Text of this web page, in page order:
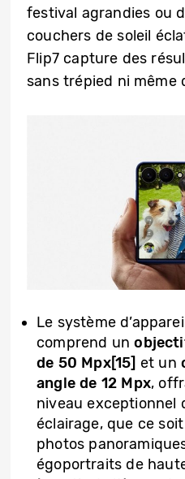
festival agrandies ou
couchers de soleil
Flip7 capture des
sans trépied ni même
Le système
comprend un
de 50 Mpx[15] et un
angle de 12 Mpx,
niveau exceptionnel
éclairage, que ce
photos
égoportraits de